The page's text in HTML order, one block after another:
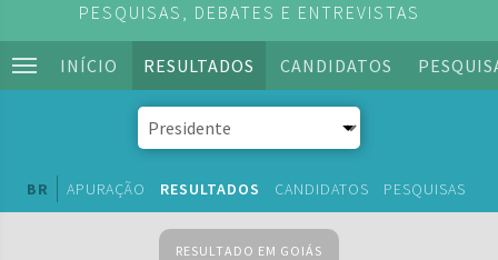
PESQUISAS, DEBATES E ENTREVISTAS
INÍCIO RESULTADOS CANDIDATOS
BR APURAÇÃO RESULTADOS CANDIDATOS PESQUISAS
RESULTADO EM GOIÁS